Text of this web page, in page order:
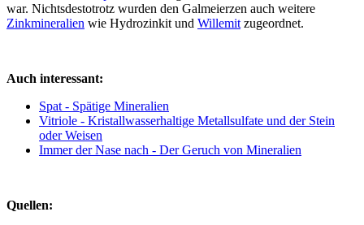
war. Nichtsdestotrotz wurden den Galmeierzen auch weitere
Zinkmineralien wie Hydrozinkit und Willemit zugeordnet.
Auch interessant:
Spat - Spätige Mineralien
Vitriole - Kristallwasserhaltige Metallsulfate und der Stein
oder Weisen
Immer der Nase nach - Der Geruch von Mineralien
Quellen: